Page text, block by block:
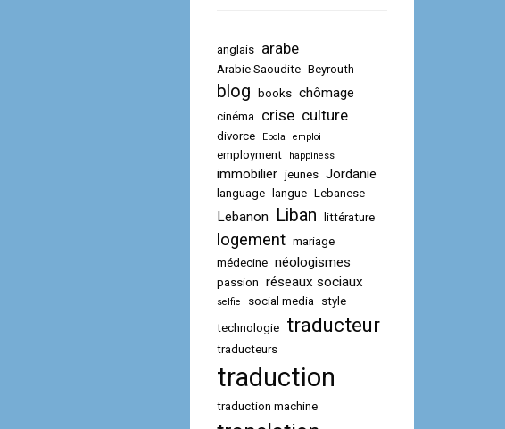
anglais arabe
Arabie Saoudite Beyrouth
blog books chômage
cinéma crise culture
divorce Ebola emploi
employment happiness
immobilier jeunes Jordanie
language langue Lebanese
Lebanon Liban littérature
logement mariage
médecine néologismes
passion réseaux sociaux
selfie social media style
technologie traducteur
traducteurs
traduction
traduction machine